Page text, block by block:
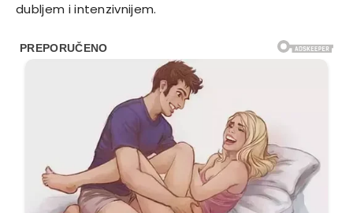
dubljem i intenzivnijem.